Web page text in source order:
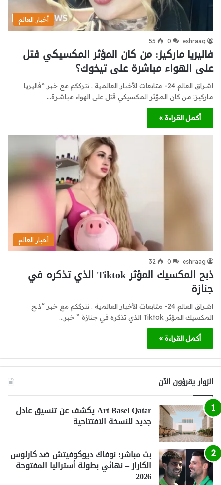
أخبار العالم
eshraag
0
55
فاليريا ماركيز: من كان المؤثر المكسيكي قتل
على الهواء مباشرة على تيخوك؟
اشراق العالم 24- متابعات الأخبار العالمية . نترككم مع خبر “فاليريا
ماركيز: من كان المؤثر المكسيكي قتل على الهواء مباشرة…
أكمل القراءة »
أخبار العالم
eshraag
0
32
ذبح المكسيك المؤثر Tiktok الذي تذكره في
جنازة
اشراق العالم 24- متابعات الأخبار العالمية . نترككم مع خبر “ذبح
المكسيك المؤثر Tiktok الذي تذكره في جنازة ” خبر…
أكمل القراءة »
الزوار يقرؤون الآن
Art Basel Qatar يكشف عن تنسيق عادل
جديد للنسخة الافتتاحية
بث مباشر: نوفاك ديوكوفيتش ضد كارلوس
الكاراز – نهائي بطولة أستراليا المفتوحة
2026